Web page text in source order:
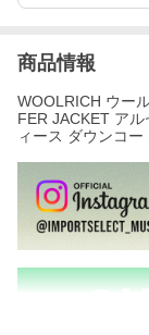
商品情報
WOOLRICH ウー
FER JACKET ア
ィース ダウンコ